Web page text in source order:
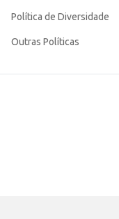
Política de Diversidade
Outras Políticas